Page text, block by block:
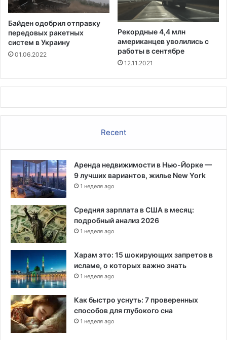
о
е
Байден одобрил отправку
передовых ракетных
систем в Украину
01.06.2022
Рекордные 4,4 млн
американцев уволились с
работы в сентябре
12.11.2021
Recent
Аренда недвижимости в Нью-Йорке —
9 лучших вариантов, жилье New York
1 неделя ago
Средняя зарплата в США в месяц:
подробный анализ 2026
1 неделя ago
Харам это: 15 шокирующих запретов в
исламе, о которых важно знать
1 неделя ago
Как быстро уснуть: 7 проверенных
способов для глубокого сна
1 неделя ago